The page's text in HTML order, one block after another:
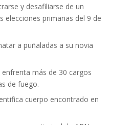
y desafiliarse de un
elecciones primarias del 9 de
a puñaladas a su novia
más de 30 cargos
de fuego.
cuerpo encontrado en